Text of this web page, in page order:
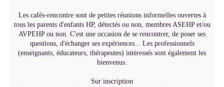
Les cafés-rencontre sont de petites réunions informelles ouvertes à
tous les parents d'enfants HP, détectés ou non, membres ASEHP et/ou
AVPEHP ou non. C'est une occasion de se rencontrer, de poser ses
questions, d'échanger ses expériences... Les professionnels
(enseignants, éducateurs, thérapeutes) intéressés sont également les
bienvenus.
Sur inscription